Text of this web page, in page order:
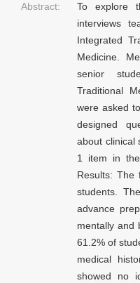
Abstract:
To explore
interviews
Integrated
Medicine.
senior
Traditional
were asked
designed
about clinical
1 item in
Results: The
students.
advance
mentally and
61.2% of
medical
showed no